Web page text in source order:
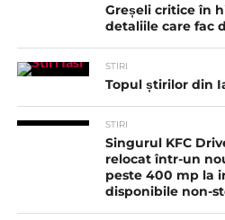
Greșeli critice în
detaliile care fac
STIRI
Topul știrilor din
STIRI
Singurul KFC
relocat într-un
peste 400 mp la
disponibile non-